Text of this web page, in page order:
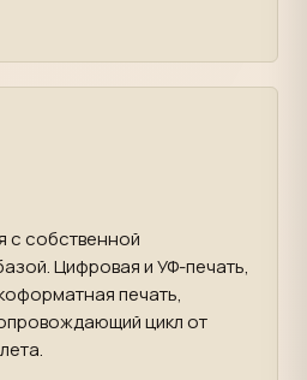
с собственной
Цифровая и УФ-печать,
печать,
цикл от